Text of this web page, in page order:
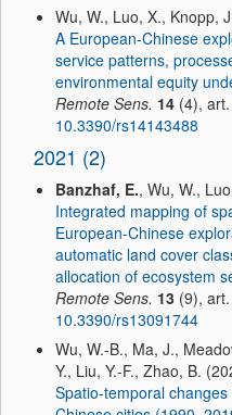
Wu, W., Luo, X., Knopp,
A European-Chinese
service patterns,
environmental equity
Remote Sens. 14 (4),
10.3390/rs14143488
2021 (2)
Banzhaf, E., Wu, W.,
Integrated mapping of
European-Chinese
automatic land cover
allocation of ecosystem
Remote Sens. 13 (9),
10.3390/rs13091744
Wu, W.-B., Ma, J.,
Y., Liu, Y.-F., Zhao, B.
Spatio-temporal